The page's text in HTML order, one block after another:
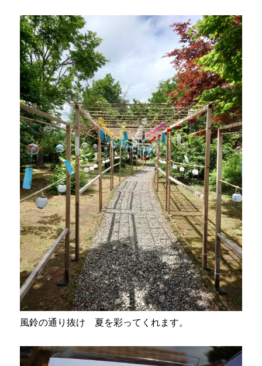
風鈴の通り抜け 夏を彩ってくれます。